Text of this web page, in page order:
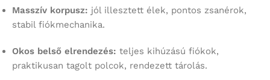
Masszív korpusz: jól illesztett élek, pontos zsanérok,
stabil fiókmechanika.
Okos belső elrendezés: teljes kihúzású fiókok,
praktikusan tagolt polcok, rendezett tárolás.